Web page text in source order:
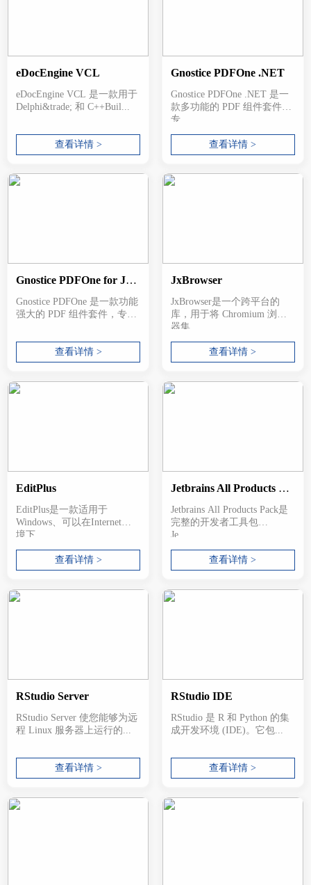
eDocEngine VCL
eDocEngine VCL 是一款用于
Delphi&trade; 和 C++Buil...
查看详情 >
Gnostice PDFOne .NET
Gnostice PDFOne .NET 是一
款多功能的 PDF 组件套件，
专...
查看详情 >
Gnostice PDFOne for Java
Gnostice PDFOne 是一款功能
强大的 PDF 组件套件，专为
查看详情 >
JxBrowser
JxBrowser是一个跨平台的
库，用于将 Chromium 浏览
器集...
查看详情 >
EditPlus
EditPlus是一款适用于
Windows、可以在Internet环
境下...
查看详情 >
Jetbrains All Products Pack
Jetbrains All Products Pack是
完整的开发者工具包
Je...
查看详情 >
RStudio Server
RStudio Server 使您能够为远
程 Linux 服务器上运行的...
查看详情 >
RStudio IDE
RStudio 是 R 和 Python 的集
成开发环境 (IDE)。它包...
查看详情 >